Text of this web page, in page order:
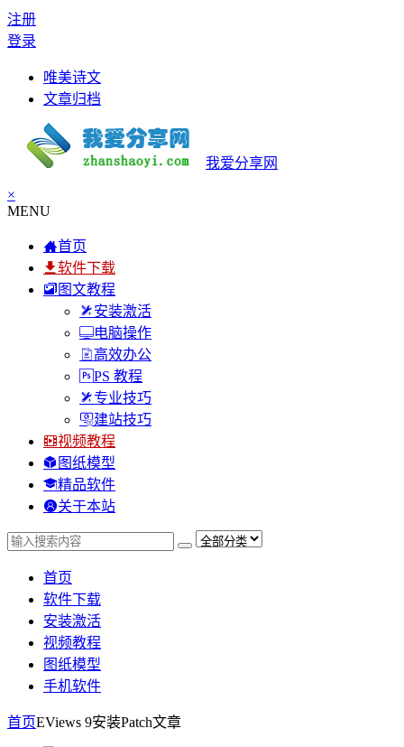
注册
登录
唯美诗文
文章归档
我爱分享网
×
MENU
首页
软件下载
图文教程
安装激活
电脑操作
高效办公
PS 教程
专业技巧
建站技巧
视频教程
图纸模型
精品软件
关于本站
首页
软件下载
安装激活
视频教程
图纸模型
手机软件
首页EViews 9安装Patch文章